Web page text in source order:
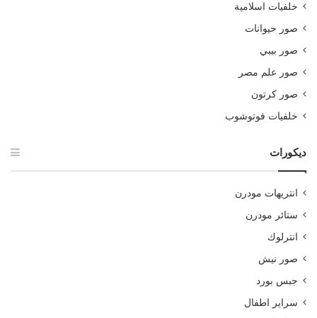
خلفيات اسلامية
صور حيوانات
صور بيبي
صور علم مصر
صور كرتون
خلفيات فوتوشوب
ديكورات
انتريهات مودرن
ستائر مودرن
انترلوك
صور نيش
جبس بورد
سراير اطفال